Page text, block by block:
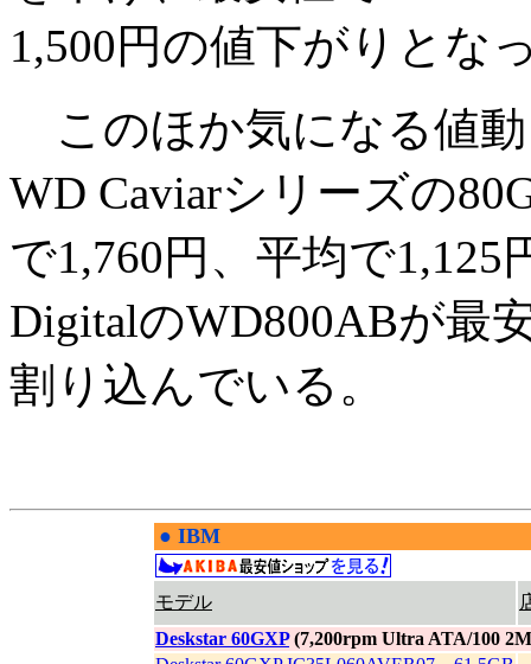
1,500円の値下がりとな
このほか気になる値動
WD Caviarシリーズの
で1,760円、平均で1,125
DigitalのWD800ABが最
割り込んでいる。
● IBM
モデル
Deskstar 60GXP(7,200rpm Ultra ATA/100